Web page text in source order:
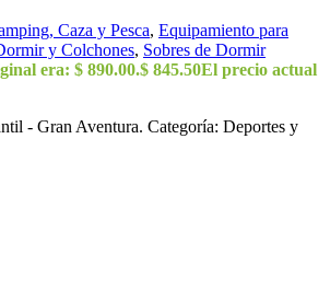
Caza y Pesca, Equipamiento para
y Colchones, Sobres de Dormir
era: $ 890.00.$ 845.50El precio actual
- Gran Aventura. Categoría: Deportes y